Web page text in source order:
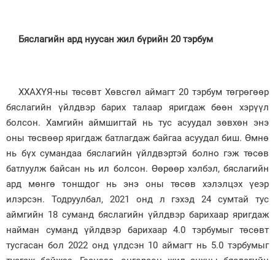
Бяслагийн ард нуусан жил бүрийн 20 тэрбум
ХХАХҮЯ-ны төсөвт Хөвсгөл аймагт 20 тэрбум төгрөгөөр
бяслагийн үйлдвэр барих талаар яригдаж бөөн хэрүүл
болсон. Хамгийн аймшигтай нь тус асуудал зөвхөн энэ
оны төсвөөр яригдаж батлагдаж байгаа асуудал биш. Өмнө
нь бүх сумандаа бяслагийн үйлдвэртэй болно гэж төсөв
батлуулж байсан нь ил болсон. Өөрөөр хэлбэл, бяслагийн
ард мөнгө тоншдог нь энэ оны төсөв хэлэлцэх үеэр
илэрсэн. Тодруулбал, 2021 онд л гэхэд 24 сумтай тус
аймгийн 18 суманд бяслагийн үйлдвэр барихаар яригдаж
найман суманд үйлдвэр барихаар 4.0 тэрбумыг төсөвт
тусгасан бол 2022 онд үлдсэн 10 аймагт нь 5.0 тэрбумыг